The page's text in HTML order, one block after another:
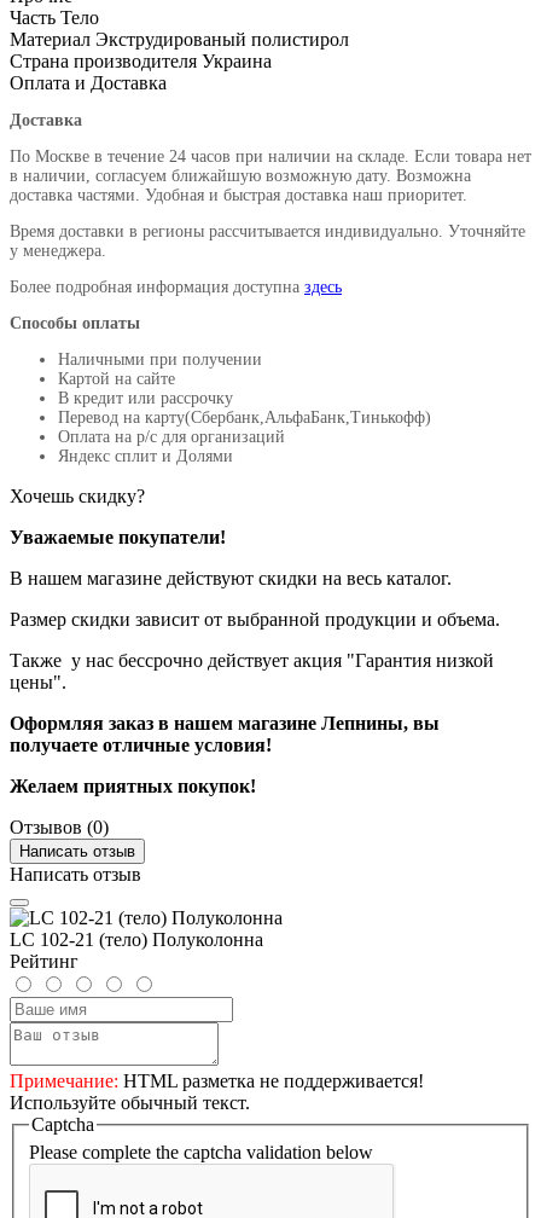
Часть Тело
Материал Экструдированый полистирол
Страна производителя Украина
Оплата и Доставка
Доставка
По Москве в течение 24 часов при наличии на складе. Если товара нет
в наличии, согласуем ближайшую возможную дату. Возможна
доставка частями. Удобная и быстрая доставка наш приоритет.
Время доставки в регионы рассчитывается индивидуально. Уточняйте
у менеджера.
Более подробная информация доступна здесь
Способы оплаты
Наличными при получении
Картой на сайте
В кредит или рассрочку
Перевод на карту(Сбербанк,АльфаБанк,Тинькофф)
Оплата на р/c для организаций
Яндекс сплит и Долями
Хочешь скидку?
Уважаемые покупатели!
В нашем магазине действуют скидки на весь каталог.
Размер скидки зависит от выбранной продукции и объема.
Также у нас бессрочно действует акция "Гарантия низкой
цены".
Оформляя заказ в нашем магазине Лепнины, вы
получаете отличные условия!
Желаем приятных покупок!
Отзывов (0)
Написать отзыв
Написать отзыв
LC 102-21 (тело) Полуколонна
Рейтинг
Примечание: HTML разметка не поддерживается!
Используйте обычный текст.
Captcha
Please complete the captcha validation below